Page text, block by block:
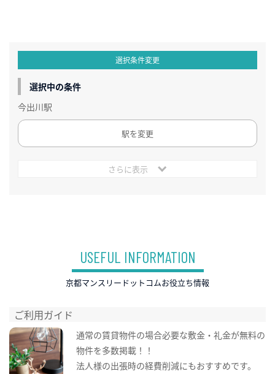
選択条件変更
選択中の条件
今出川駅
駅を変更
さらに表示
USEFUL INFORMATION
京都マンスリードットコムお役立ち情報
ご利用ガイド
通常の賃貸物件の場合必要な敷金・礼金が無料の
物件を多数掲載！！
法人様の出張時の経費削減にもおすすめです。